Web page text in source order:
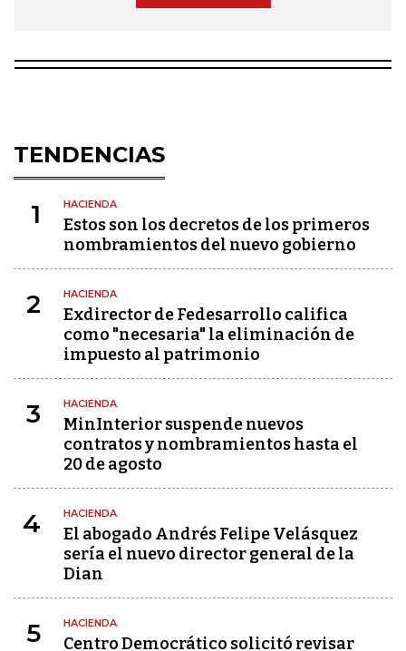
TENDENCIAS
1 HACIENDA
Estos son los decretos de los primeros
nombramientos del nuevo gobierno
2 HACIENDA
Exdirector de Fedesarrollo califica
como "necesaria" la eliminación de
impuesto al patrimonio
3 HACIENDA
MinInterior suspende nuevos
contratos y nombramientos hasta el
20 de agosto
4 HACIENDA
El abogado Andrés Felipe Velásquez
sería el nuevo director general de la
Dian
5 HACIENDA
Centro Democrático solicitó revisar